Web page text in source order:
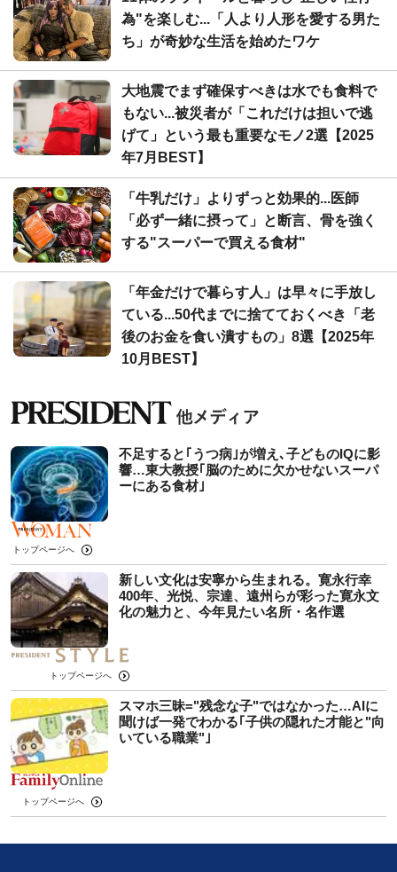
為"を楽しむ...「人より人形を愛する男た
ち」が奇妙な生活を始めたワケ
大地震でまず確保すべきは水でも食料で
もない...被災者が「これだけは担いで逃
げて」という最も重要なモノ2選【2025
年7月BEST】
「牛乳だけ」よりずっと効果的...医師
「必ず一緒に摂って」と断言、骨を強く
する"スーパーで買える食材"
「年金だけで暮らす人」は早々に手放し
ている...50代までに捨てておくべき「老
後のお金を食い潰すもの」8選【2025年
10月BEST】
不足すると｢うつ病｣が増え､子どものIQに影
響…東大教授｢脳のために欠かせないスーパ
ーにある食材｣
トップページへ
新しい文化は安寧から生まれる。寛永行幸
400年、光悦、宗達、遠州らが彩った寛永文
化の魅力と、今年見たい名所・名作選
トップページへ
スマホ三昧="残念な子"ではなかった…AIに
聞けば一発でわかる｢子供の隠れた才能と"向
いている職業"｣
トップページへ